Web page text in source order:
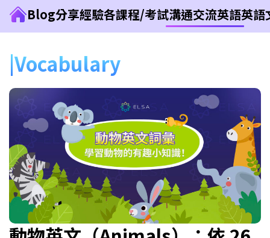
Blog分享經驗各課程/考試溝通交流英語英語
Vocabulary